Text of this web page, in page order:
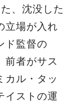
、沈没した
立場が入れ
ド監督の
前者がサス
カル・タッ
イストの運